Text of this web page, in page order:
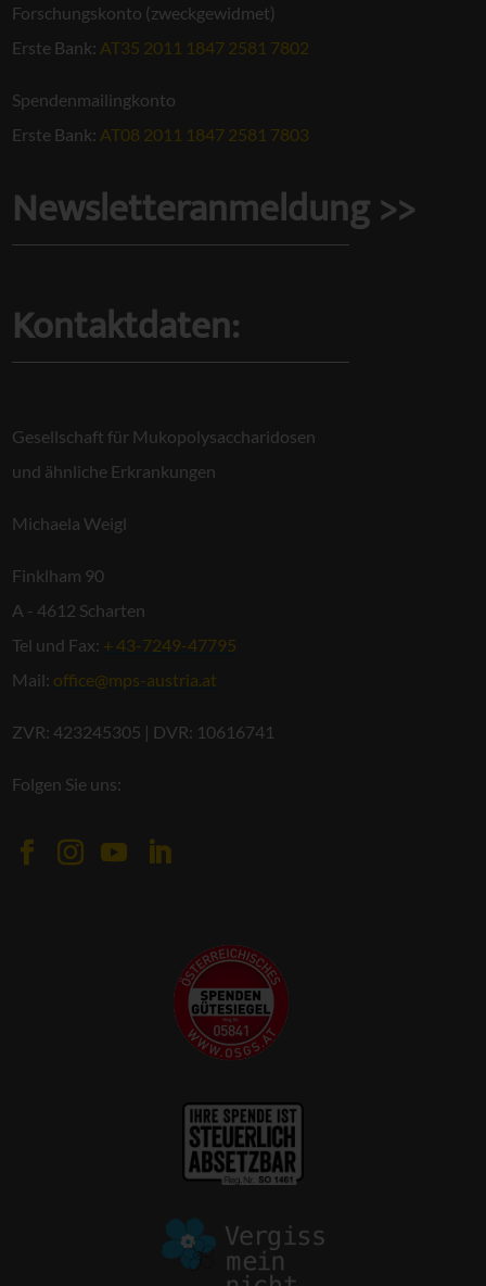
Forschungskonto (zweckgewidmet)
Erste Bank: AT35 2011 1847 2581 7802
Spendenmailingkonto
Erste Bank: AT08 2011 1847 2581 7803
Newsletteranmeldung >>
Kontaktdaten:
Gesellschaft für Mukopolysaccharidosen
und ähnliche Erkrankungen
Michaela Weigl
Finklham 90
A - 4612 Scharten
Tel und Fax: + 43-7249-47795
Mail: office@mps-austria.at
ZVR: 423245305 | DVR: 10616741
Folgen Sie uns: